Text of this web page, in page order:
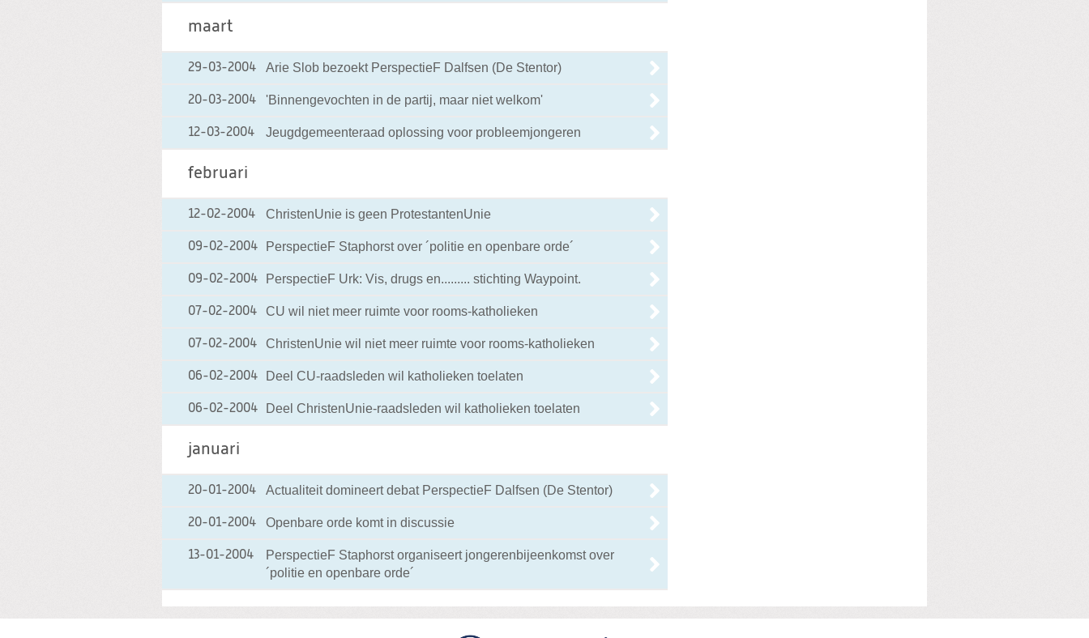
maart
29-03-2004 Arie Slob bezoekt PerspectieF Dalfsen (De Stentor)
20-03-2004 'Binnengevochten in de partij, maar niet welkom'
12-03-2004 Jeugdgemeenteraad oplossing voor probleemjongeren
februari
12-02-2004 ChristenUnie is geen ProtestantenUnie
09-02-2004 PerspectieF Staphorst over ´politie en openbare orde´
09-02-2004 PerspectieF Urk: Vis, drugs en......... stichting Waypoint.
07-02-2004 CU wil niet meer ruimte voor rooms-katholieken
07-02-2004 ChristenUnie wil niet meer ruimte voor rooms-katholieken
06-02-2004 Deel CU-raadsleden wil katholieken toelaten
06-02-2004 Deel ChristenUnie-raadsleden wil katholieken toelaten
januari
20-01-2004 Actualiteit domineert debat PerspectieF Dalfsen (De Stentor)
20-01-2004 Openbare orde komt in discussie
13-01-2004
PerspectieF Staphorst organiseert jongerenbijeenkomst over
´politie en openbare orde´